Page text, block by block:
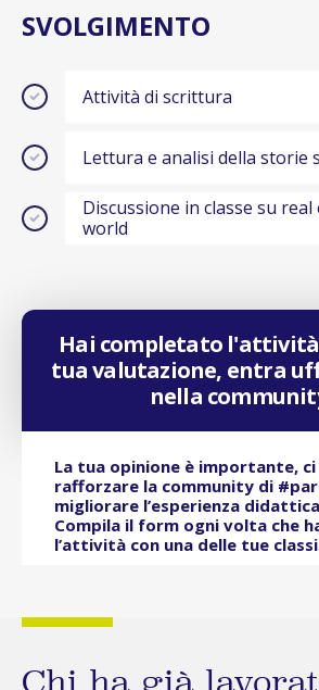
SVOLGIMENTO
Attività di scrittura
Lettura e analisi della storie
Discussione in classe su
world
Hai completato
tua valutazione, entra
nella
La tua opinione è importante,
rafforzare la community di
migliorare l’esperienza
Compila il form ogni volta che
l’attività con una delle tue